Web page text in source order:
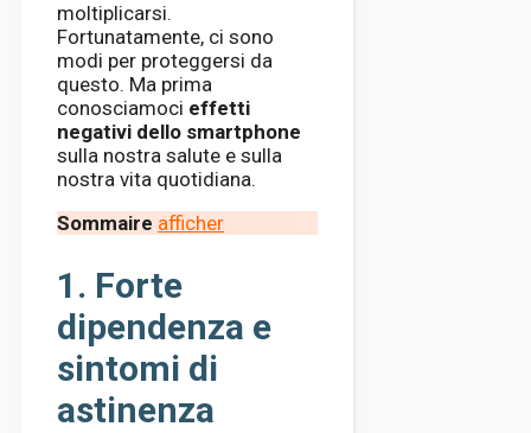
moltiplicarsi.
Fortunatamente, ci sono
modi per proteggersi da
questo. Ma prima
conosciamoci effetti
negativi dello smartphone
sulla nostra salute e sulla
nostra vita quotidiana.
Sommaire afficher
1. Forte
dipendenza e
sintomi di
astinenza